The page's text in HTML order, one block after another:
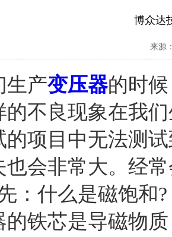
博众达
来源
产变压器的时
的不良现象在我
的项目中无法测
也会非常大。经
什么是磁饱和?
芯是导磁物质